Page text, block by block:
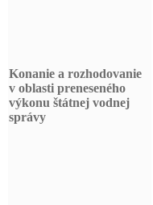
Konanie a rozhodovanie
v oblasti preneseného
výkonu štátnej vodnej
správy